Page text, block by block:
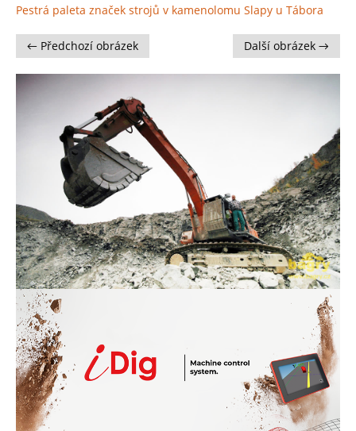
Pestrá paleta značek strojů v kamenolomu Slapy u Tábora
← Předchozí obrázek Další obrázek →